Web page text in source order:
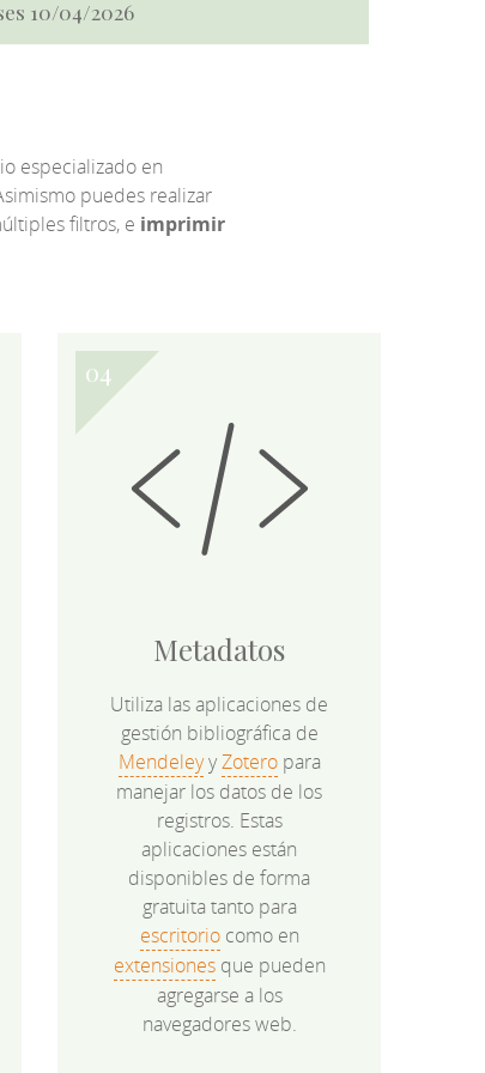
10/04/2026
especializado en
puedes realizar
filtros, e imprimir
Metadatos
Utiliza las aplicaciones de
gestión bibliográfica de
MendeleyyZoteropara
manejar los datos de los
registros. Estas
aplicaciones están
disponibles de forma
gratuita tanto para
escritoriocomo en
extensionesque pueden
agregarse a los
navegadores web.